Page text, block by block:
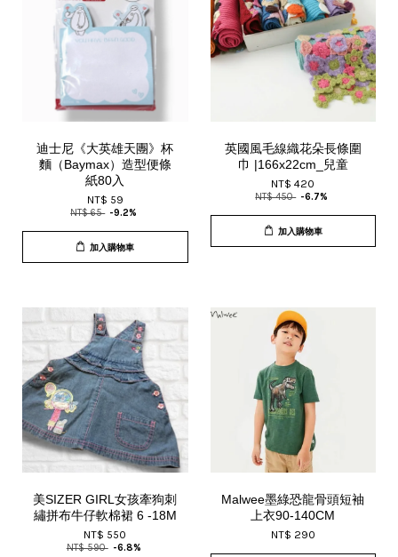
迪士尼《大英雄天團》杯
麵（Baymax）造型便條
紙80入
NT$ 59
NT$ 65 -9.2%
加入購物車
英國風毛線織花朵長條圍
巾 |166x22cm_兒童
NT$ 420
NT$ 450 -6.7%
加入購物車
美SIZER GIRL女孩牽狗刺
繡拼布牛仔軟棉裙 6 -18M
NT$ 550
NT$ 590 -6.8%
Malwee墨綠恐龍骨頭短袖
上衣90-140CM
NT$ 290